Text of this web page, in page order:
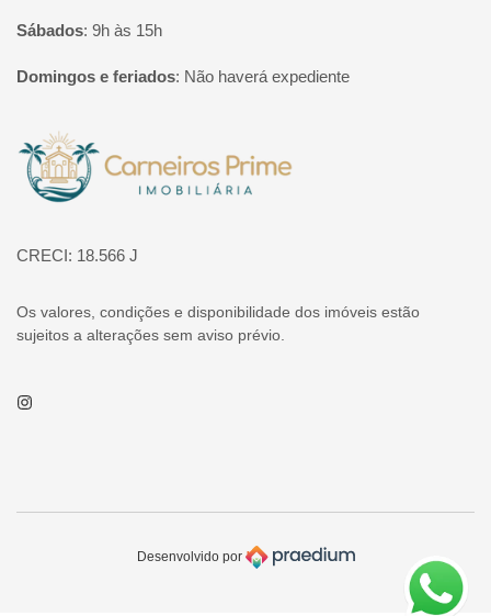
Sábados: 9h às 15h
Domingos e feriados: Não haverá expediente
Página inicial
CRECI: 18.566 J
Os valores, condições e disponibilidade dos imóveis estão
sujeitos a alterações sem aviso prévio.
Instagram
Desenvolvido por